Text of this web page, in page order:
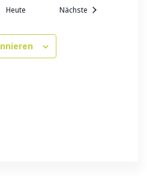
Heute NächsteVeranstaltungen